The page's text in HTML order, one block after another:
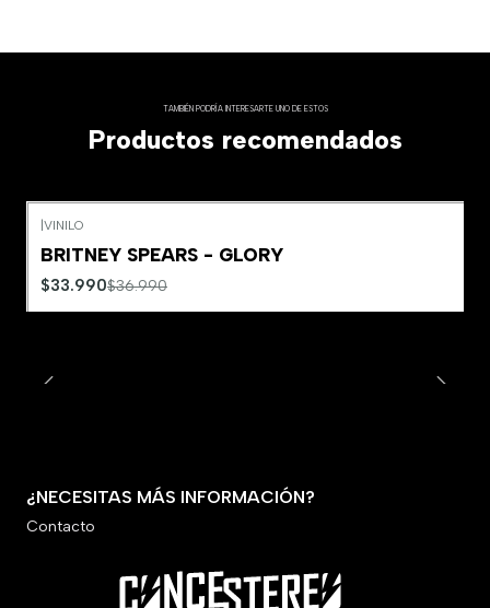
TAMBIÉN PODRÍA INTERESARTE UNO DE ESTOS
Productos recomendados
VINILO
BRITNEY SPEARS - GLORY
$33.990$36.990
¿NECESITAS MÁS INFORMACIÓN?
Contacto